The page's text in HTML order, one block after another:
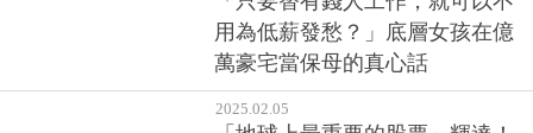
黃仁勳談輝達如何看待台積電的
地緣政治問題？
2025.01.13
裕隆城、電動車N7加持！裕隆去